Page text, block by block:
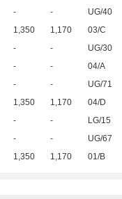
- - UG/40
1,350 1,170 03/C
- - UG/30
- - 04/A
- - UG/71
1,350 1,170 04/D
- - LG/15
- - UG/67
1,350 1,170 01/B